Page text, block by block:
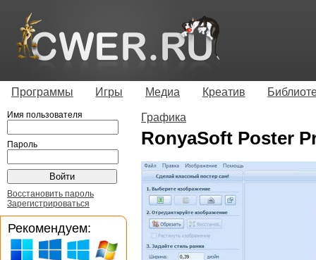
Программы Игры Медиа Креатив
Графика
RonyaSoft Poster
Имя пользователя
Пароль
Восстановить пароль
Зарегистрироваться
Рекомендуем: